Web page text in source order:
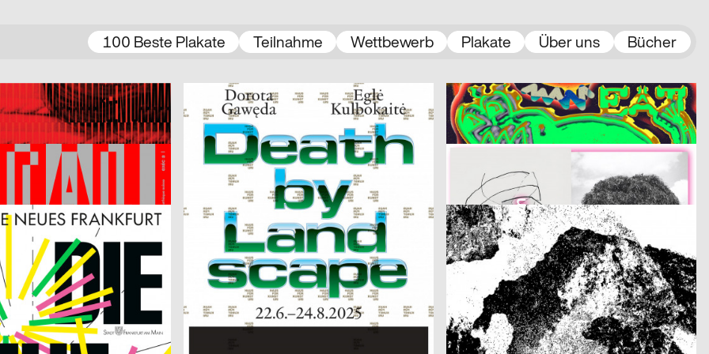
100 Beste Plakate Teilnahme Wettbewerb Plakate Über uns Bücher
Michel Domeisen, Emily Horrolt, Hannah Klarer CH
2025
Zürich
A Language
Haus für Kunst Uri 2025
Lewin Harnisch D
2025
Eat The Filthy Rich
2025
Neue Gestaltung
2025
Der kleine Vampir
2025
Fotoatelier Wolgensinger – Mit vier Augen
D
2025
Frankfurt
Samuel Weidmann CH
2025
FÜR ALLE (statt wenige)
Lukas Ruprecht
Bachelorprojekt „NEW FACES“
Festival Lausanne
Audretsch Massimiliano D
2025
D
2025
Fünf Freunde
von Götz
2025
H A N D D
2025